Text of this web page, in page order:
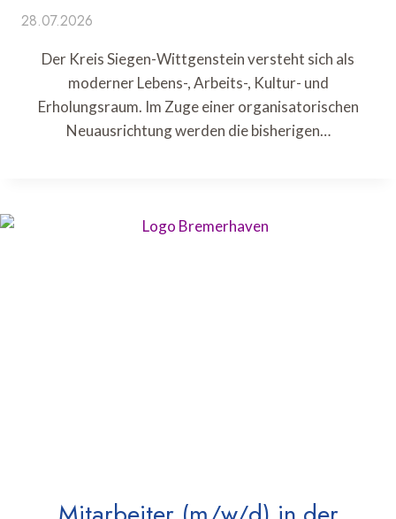
28.07.2026
Der Kreis Siegen-Wittgenstein versteht sich als
moderner Lebens-, Arbeits-, Kultur- und
Erholungsraum. Im Zuge einer organisatorischen
Neuausrichtung werden die bisherigen…